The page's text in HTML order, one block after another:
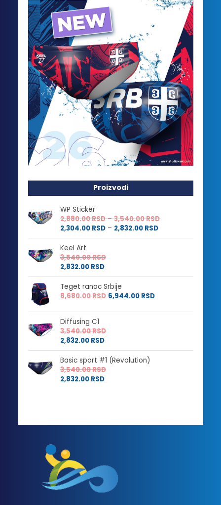
Proizvodi
WP Sticker
2,880.00RSD – 3,540.00RSDRaspon
od
2,304.00 RSD – 2,832.00 RSDRaspon
cena:
2,832.00 RSD
Keel Art
3,540.00RSD
2,832.00 RSD
Teget ranac Srbije
8,680.00RSD 6,944.00 RSD
Diffusing C1
3,540.00RSD
2,832.00 RSD
Basic sport #1 (Revolution)
3,540.00RSD
2,832.00 RSD